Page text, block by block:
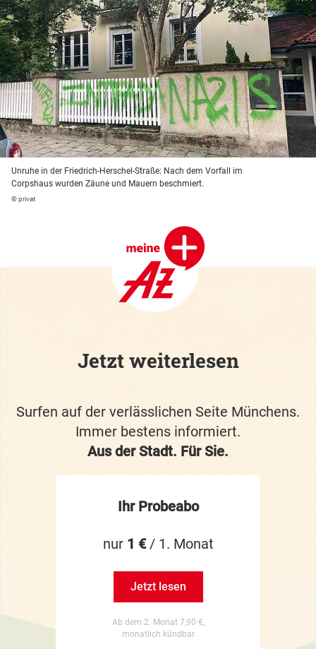
Unruhe in der Friedrich-Herschel-Straße: Nach dem Vorfall im
Corpshaus wurden Zäune und Mauern beschmiert.
© privat
Jetzt weiterlesen
Surfen auf der verlässlichen Seite Münchens.
Immer bestens informiert.
Aus der Stadt. Für Sie.
Ihr Probeabo
nur 1 €/ 1. Monat
Jetzt lesen
Ab dem 2. Monat 7,90 €,
monatlich kündbar